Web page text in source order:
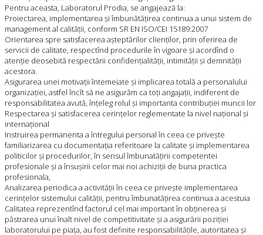
Pentru aceasta, Laboratorul Prodia, se angajează la:
Proiectarea, implementarea și îmbunătățirea continua a unui sistem de
management al calității, conform SR EN ISO/CEI 15189:2007
Orientarea spre satisfacerea așteptărilor clienților, prin oferirea de
servicii de calitate, respectînd procedurile în vigoare și acordînd o
atenție deosebită respectării confidențialității, intimității și demnității
acestora.
Asigurarea unei motivații întemeiate și implicarea totală a personalului
organizației, astfel încît să ne asigurăm ca toți angajații, indiferent de
responsabilitatea avută, înțeleg rolul și importanta contribuției muncii lor
Respectarea și satisfacerea cerințelor reglementate la nivel național și
internațional
Instruirea permanenta a întregului personal în ceea ce privește
familiarizarea cu documentația referitoare la calitate și implementarea
politicilor și procedurilor, în sensul îmbunatățirii competentei
profesionale și a însușirii celor mai noi achiziții de buna practica
profesionala,
Analizarea periodica a activității în ceea ce privește implementarea
cerințelor sistemului calității, pentru îmbunatățirea continua a acestuia
Calitatea reprezentînd factorul cel mai important în obținerea și
păstrarea unui înalt nivel de competitivitate și a asigurării poziției
laboratorului pe piața, au fost definite responsabilitățile, autoritatea și